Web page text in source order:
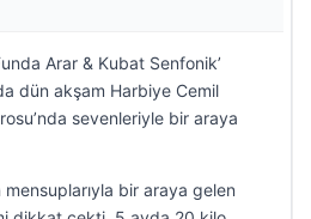
Arar & Kubat Senfonik’
dün akşam Harbiye Cemil
sevenleriyle bir araya
mensuplarıyla bir araya gelen